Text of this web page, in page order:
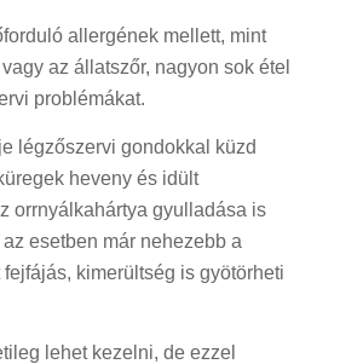
allergének mellett, mint
az állatszőr, nagyon sok étel
problémákat.
légzőszervi gondokkal küzd
heveny és idült
orrnyálkahártya gyulladása is
esetben már nehezebb a
kimerültség is gyötörheti
lehet kezelni, de ezzel